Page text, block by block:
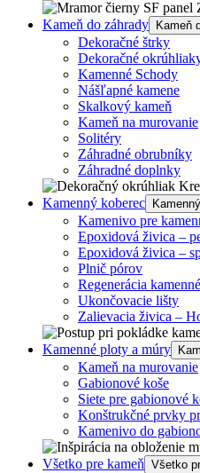
Kameň do záhrady Kameň
Dekoračné štrky
Dekoračné
Kamenné Schody
Nášľapné kamene
Skalkový kameň
Kameň na murovanie
Solitéry
Záhradné obrubníky
Záhradné doplnky
Kamenný koberec
Kamenivo pre
Epoxidová živica –
Epoxidová živica –
Plnič pórov
Regenerácia
Ukončovacie lišty
Zalievacia živica –
Kamenné ploty a múry
Kameň na murovanie
Gabionové koše
Siete pre gabionové
Konštrukčné prvky
Kamenivo do
Všetko pre kameň Všetko